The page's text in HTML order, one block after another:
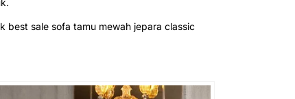
best sale sofa tamu mewah jepara classic